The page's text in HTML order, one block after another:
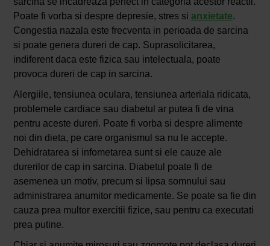
Poate fi vorba si despre depresie, stres si anxietate.
Congestia nazala este frecventa in perioada de sarcina
si poate genera dureri de cap. Suprasolicitarea,
indiferent daca este fizica sau intelectuala, poate
provoca dureri de cap in sarcina.
Alergiile, tensiunea oculara, tensiunea arteriala ridicata,
problemele cardiace sau diabetul ar putea fi de vina
pentru aceste dureri. Poate fi vorba si despre alimente
noi din dieta, pe care organismul sa nu le accepte.
Dehidratarea si infometarea sunt si ele cauze ale
durerilor de cap in sarcina. Diabetul poate fi de
asemenea un motiv, precum si lipsa somnului sau
administrarea anumitor medicamente. Se poate sa fie din
cauza prea multor exercitii fizice, sau pentru ca executati
prea putine.